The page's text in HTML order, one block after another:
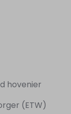
hovenier
(ETW)